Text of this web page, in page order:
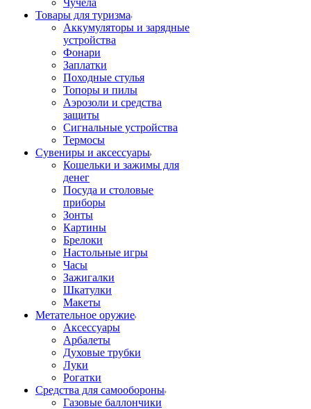
Чучела
Товары для туризма
Аккумуляторы и зарядные
устройства
Фонари
Заплатки
Походные стулья
Топоры и пилы
Аэрозоли и средства
защиты
Сигнальные устройства
Термосы
Сувениры и аксессуары
Кошельки и зажимы для
денег
Посуда и столовые
приборы
Зонты
Картины
Брелоки
Настольные игры
Часы
Зажигалки
Шкатулки
Макеты
Метательное оружие
Аксессуары
Арбалеты
Духовые трубки
Луки
Рогатки
Средства для самообороны
Газовые баллончики